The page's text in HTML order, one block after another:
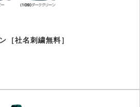
［社名刺繍無料］